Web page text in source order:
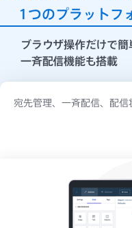
1つのプラットフ
ブラウザ操作だけで簡
一斉配信機能も搭載
宛先管理、一斉配信、配